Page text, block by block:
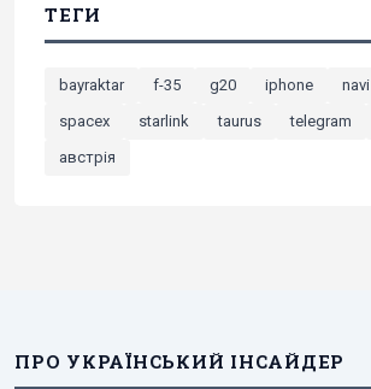
ТЕГИ
bayraktar f-35 g20 iphone navi
spacex
starlink taurus telegram
австрія
ПРО УКРАЇНСЬКИЙ ІНСАЙДЕР